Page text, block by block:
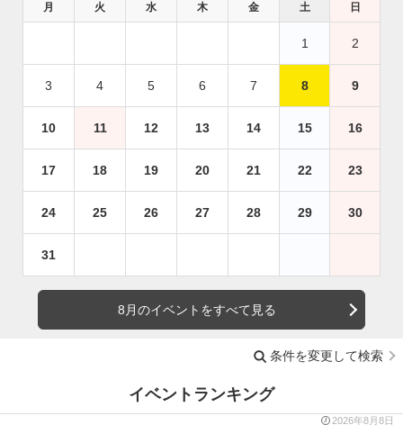
月 火 水 木 金 土 日
1 2
3 4 5 6 7 8 9
10 11 12 13 14 15 16
17 18 19 20 21 22 23
24 25 26 27 28 29 30
31
8月のイベントをすべて見る
条件を変更して検索
イベントランキング
2026年8月8日